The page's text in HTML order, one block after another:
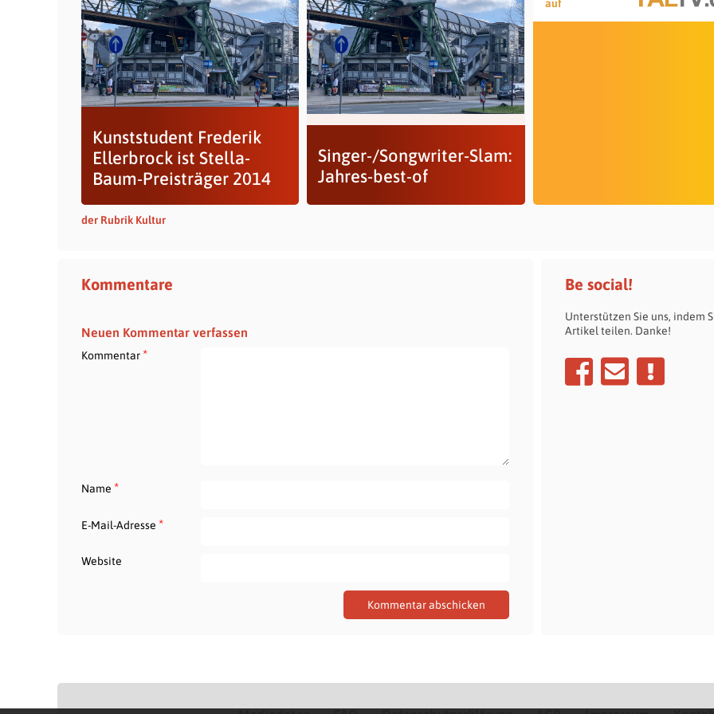
Kunststudent Frederik
Ellerbrock ist Stella-
Baum-Preisträger 2014
Singer-/Songwriter-Slam:
Jahres-best-of
auf
der Rubrik Kultur
Kommentare
Neuen Kommentar verfassen
Kommentar*
Name *
E-Mail-Adresse *
Website
Be social!
Unterstützen Sie uns, indem
Artikel teilen. Danke!